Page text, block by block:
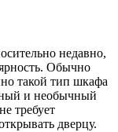
недавно,
Обычно
такой тип шкафа
и необычный
требует
дверцу.